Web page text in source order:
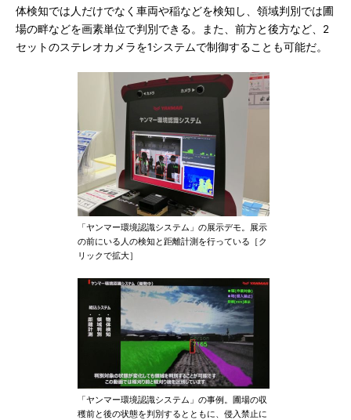
体検知では人だけでなく車両や稲などを検知し、領域判別では圃
場の畔などを画素単位で判別できる。また、前方と後方など、2
セットのステレオカメラを1システムで制御することも可能だ。
「ヤンマー環境認識システム」の展示デモ。展示
の前にいる人の検知と距離計測を行っている［ク
リックで拡大］
「ヤンマー環境認識システム」の事例。圃場の収
穫前と後の状態を判別するとともに、侵入禁止に